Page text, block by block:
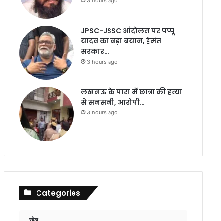
JPSC-JSSC आंदोलन पर पप्पू
यादव का बड़ा बयान, हेमंत
सरकार…
3 hours ago
लखनऊ के पारा में छात्रा की हत्या
से सनसनी, आरोपी…
3 hours ago
Categories